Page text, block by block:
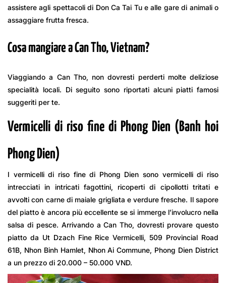
assistere agli spettacoli di Don Ca Tai Tu e alle gare di animali o
assaggiare frutta fresca.
Cosa mangiare a Can Tho, Vietnam?
Viaggiando a Can Tho, non dovresti perderti molte deliziose
specialità locali. Di seguito sono riportati alcuni piatti famosi
suggeriti per te.
Vermicelli di riso fine di Phong Dien (Banh hoi
Phong Dien)
I vermicelli di riso fine di Phong Dien sono vermicelli di riso
intrecciati in intricati fagottini, ricoperti di cipollotti tritati e
avvolti con carne di maiale grigliata e verdure fresche. Il sapore
del piatto è ancora più eccellente se si immerge l’involucro nella
salsa di pesce. Arrivando a Can Tho, dovresti provare questo
piatto da Ut Dzach Fine Rice Vermicelli, 509 Provincial Road
61B, Nhon Binh Hamlet, Nhon Ai Commune, Phong Dien District
a un prezzo di 20.000 – 50.000 VND.